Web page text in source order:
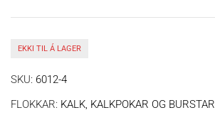
EKKI TIL Á LAGER
SKU: 6012-4
FLOKKAR: KALK, KALKPOKAR OG BURSTAR